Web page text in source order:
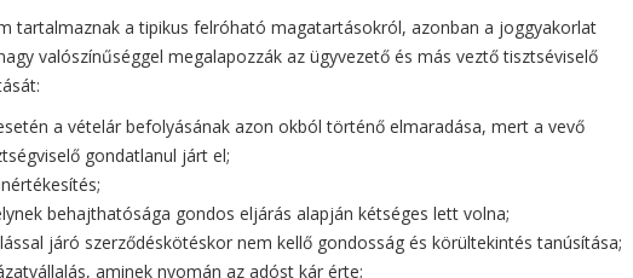
tartalmaznak a tipikus felróható magatartásokról, azonban a joggyakorlat
valószínűséggel megalapozzák az ügyvezető és más veztő tisztséviselő
a vételár befolyásának azon okból történő elmaradása, mert a vevő
gondatlanul járt el;
behajthatósága gondos eljárás alapján kétséges lett volna;
járó szerződéskötéskor nem kellő gondosság és körültekintés tanúsítása;
aminek nyomán az adóst kár érte;